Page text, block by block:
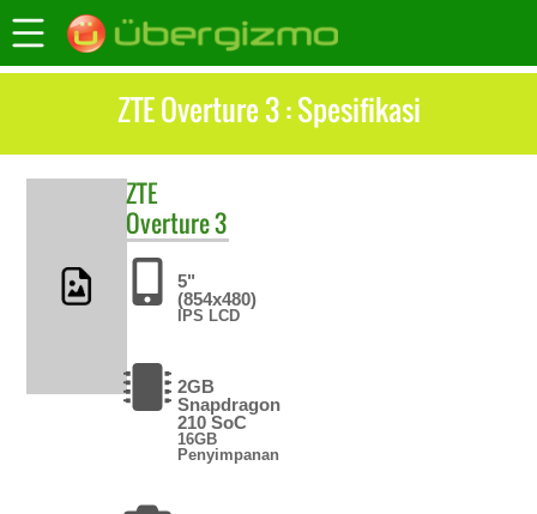
ZTE Overture 3 : Spesifikasi
ZTE
Overture 3
5"
(854x480)
IPS LCD
2GB
Snapdragon
210 SoC
16GB
Penyimpanan